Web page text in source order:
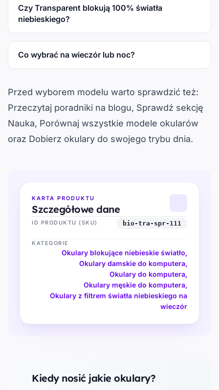
Czy Transparent blokują 100% światła
niebieskiego?
Co wybrać na wieczór lub noc?
Przed wyborem modelu warto sprawdzić też:
Przeczytaj poradniki na blogu, Sprawdź sekcję
Nauka, Porównaj wszystkie modele okularów
oraz Dobierz okulary do swojego trybu dnia.
KARTA PRODUKTU
Szczegółowe dane
ID PRODUKTU (SKU) bio-tra-spr-111
KATEGORIE
Okulary blokujące niebieskie światło,
Okulary damskie do komputera,
Okulary do komputera,
Okulary męskie do komputera,
Okulary z filtrem światła niebieskiego na
wieczór
Kiedy nosić jakie okulary?